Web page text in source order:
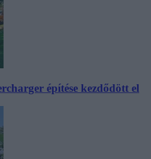
építése kezdődött el